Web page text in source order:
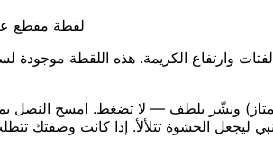
لقطة مقطع
وارتفاع الكريمة. هذه اللقطة موجودة
ونشّر بلطف — لا تضغط. امسح النصل